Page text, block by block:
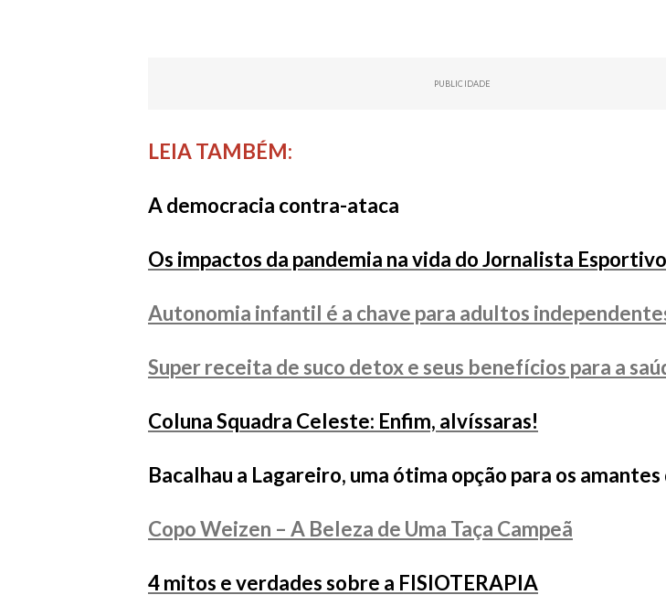
PUBLICIDADE
LEIA TAMBÉM:
A democracia contra-ataca
Os impactos da pandemia na vida do Jornalista Esportivo
Autonomia infantil é a chave para adultos
Super receita de suco detox e seus benefícios para a
Coluna Squadra Celeste: Enfim, alvíssaras!
Bacalhau a Lagareiro, uma ótima opção para os amantes
Copo Weizen – A Beleza de Uma Taça Campeã
4 mitos e verdades sobre a FISIOTERAPIA